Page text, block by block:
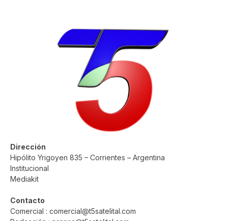
Dirección
Hipólito Yrigoyen 835 – Corrientes – Argentina
Institucional
Mediakit
Contacto
Comercial : comercial@t5satelital.com